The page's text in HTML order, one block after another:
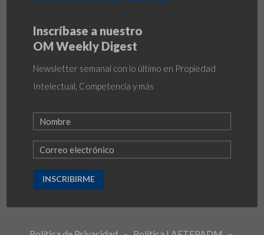
Inscríbase a nuestro
OM Weekly Digest
Newsletter semanal con lo último en Propiedad
Intelectual, Competencia y más
INSCRIBIRME